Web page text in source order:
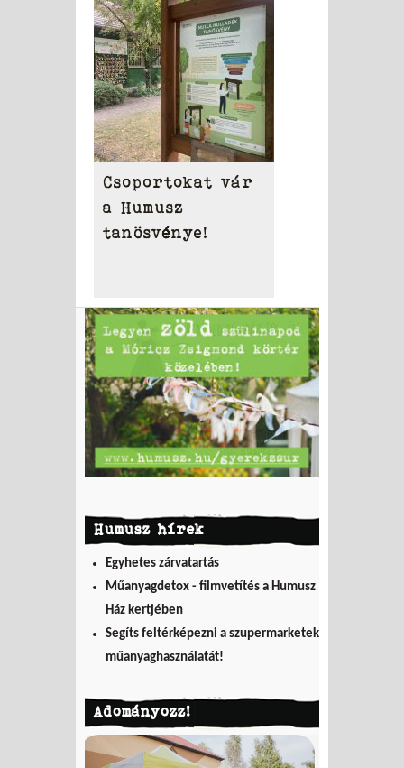
Csoportokat vár
a Humusz
tanösvénye!
Humusz hírek
Egyhetes zárvatartás
Műanyagdetox - filmvetítés a Humusz
Ház kertjében
Segíts feltérképezni a szupermarketek
műanyaghasználatát!
Adományozz!